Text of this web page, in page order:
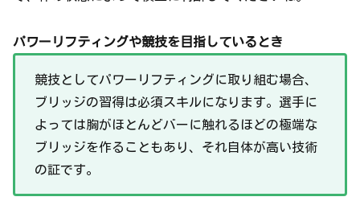
パワーリフティングや競技を目指しているとき
競技としてパワーリフティングに取り組む場合、
ブリッジの習得は必須スキルになります。選手に
よっては胸がほとんどバーに触れるほどの極端な
ブリッジを作ることもあり、それ自体が高い技術
の証です。